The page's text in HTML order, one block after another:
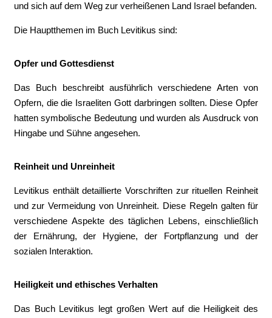
und sich auf dem Weg zur verheißenen Land Israel befanden.
Die Hauptthemen im Buch Levitikus sind:
Opfer und Gottesdienst
Das Buch beschreibt ausführlich verschiedene Arten von
Opfern, die die Israeliten Gott darbringen sollten. Diese Opfer
hatten symbolische Bedeutung und wurden als Ausdruck von
Hingabe und Sühne angesehen.
Reinheit und Unreinheit
Levitikus enthält detaillierte Vorschriften zur rituellen Reinheit
und zur Vermeidung von Unreinheit. Diese Regeln galten für
verschiedene Aspekte des täglichen Lebens, einschließlich
der Ernährung, der Hygiene, der Fortpflanzung und der
sozialen Interaktion.
Heiligkeit und ethisches Verhalten
Das Buch Levitikus legt großen Wert auf die Heiligkeit des